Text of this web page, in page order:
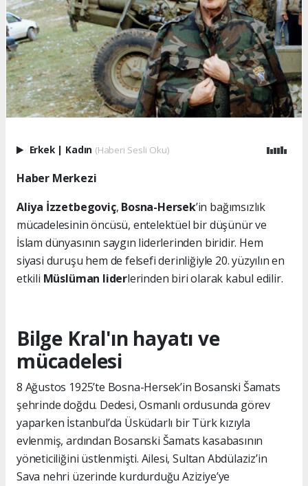
Erkek | Kadın (Haberi Sesli Oku)
Haber Merkezi
Aliya İzzetbegoviç, Bosna-Hersek’in bağımsızlık
mücadelesinin öncüsü, entelektüel bir düşünür ve
İslam dünyasının saygın liderlerinden biridir. Hem
siyasi duruşu hem de felsefi derinliğiyle 20. yüzyılın en
etkili Müslüman liderlerinden biri olarak kabul edilir.
Bilge Kral'ın hayatı ve
mücadelesi
8 Ağustos 1925’te Bosna-Hersek’in Bosanski Šamats
şehrinde doğdu. Dedesi, Osmanlı ordusunda görev
yaparken İstanbul’da Üsküdarlı bir Türk kızıyla
evlenmiş, ardından Bosanski Šamats kasabasının
yöneticiliğini üstlenmişti. Ailesi, Sultan Abdülaziz’in
Sava nehri üzerinde kurdurduğu Aziziye’ye